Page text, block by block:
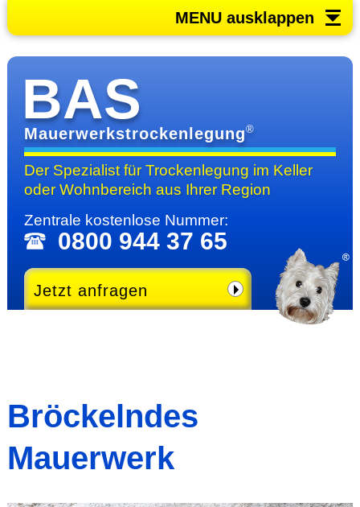
MENU ausklappen
BAS
Mauerwerkstrockenlegung®
Der Spezialist für Trocken­legung im Keller
oder Wohn­bereichaus Ihrer Region
Zentrale kosten­lose Nummer:
0800 944 37 65
Jetzt anfragen
Bröckelndes
Mauerwerk